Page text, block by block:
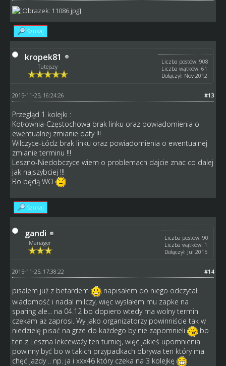
Szukaj
kropek81
Tutejszy
Liczba postów: 908
Liczba wątków: 61
Dołączył: Nov 2012
#13
2015-11-25, 16:24:26
Przegląd 1 kolejki :
Kotłownia-Częstochowa brak linku oraz powiadomienia o
ewentualnej zmianie daty !!!
Wilczyce-Łódz brak linku oraz powiadomienia o ewentualnej
zmianie terminu !!!
Leszno-Niedobczyce wiem o problemach dajcie znac co dalej
jak najszybciej !!!
Bo będą WO
Szukaj
gandi
Manager
Liczba postów: 90
Liczba wątków: 1
Dołączył: Jul 2015
#14
2015-11-25, 17:38:22
pisałem już z betardem
napisałem do niego odczytał
wiadomość i nadal milczy, więc wysłałem mu zapke na
sparing ale... na 04.12 bo dopiero wtedy ma wolny termin
czekam aż zaprosi. Wy jako organizatorzy powinniście tak w
niedzielę pisać na grze do każdego by nie zapomnieli
bo
ten z Leszna lekceważy ten turniej, więc jakieś upomnienia
powinny być bo w takich przypadkach obrywa ten który ma
chęć jazdy .. np. ja i xxx46 który czeka na 3 kolejkę